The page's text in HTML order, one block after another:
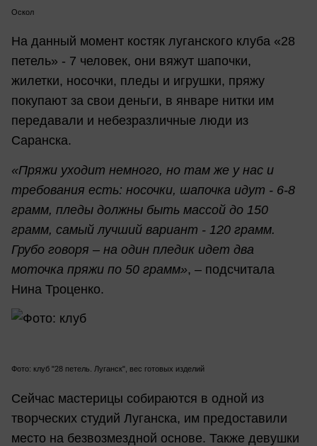
Оскол
На данный момент костяк луганского клуба «28
петель» - 7 человек, они вяжут шапочки,
жилетки, носочки, пледы и игрушки, пряжу
покупают за свои деньги, в январе нитки им
передавали и небезразличные люди из
Саранска.
«Пряжи уходит немного, но там же у нас и
требования есть: носочки, шапочка идут - 6-8
грамм, пледы должны быть массой до 150
грамм, самый лучший вариант - 120 грамм.
Грубо говоря – на один пледик идет два
моточка пряжи по 50 грамм», – подсчитала
Нина Троценко.
Фото: клуб "28 петель. Луганск", вес готовых изделий
Сейчас мастерицы собираются в одной из
творческих студий Луганска, им предоставили
место на безвозмездной основе. Также девушки